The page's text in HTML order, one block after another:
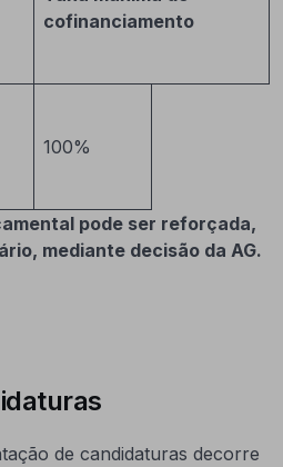
cofinanciamento
100%
pode ser reforçada,
mediante decisão da AG.
de candidaturas decorre